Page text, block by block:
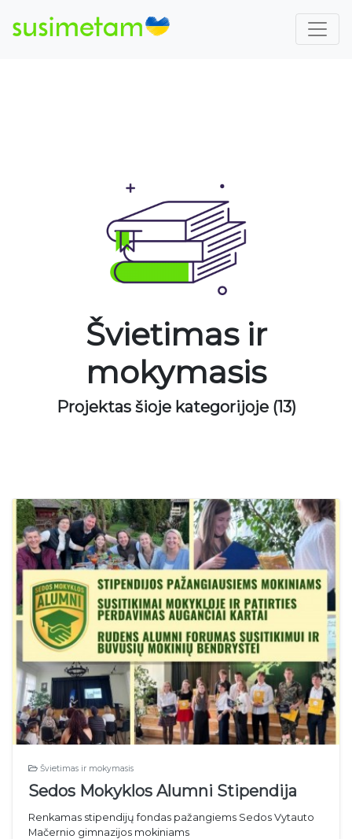
Švietimas ir
mokymasis
Projektas šioje kategorijoje (13)
Švietimas ir mokymasis
Sedos Mokyklos Alumni Stipendija
Renkamas stipendijų fondas pažangiems Sedos Vytauto
Mačernio gimnazijos mokiniams